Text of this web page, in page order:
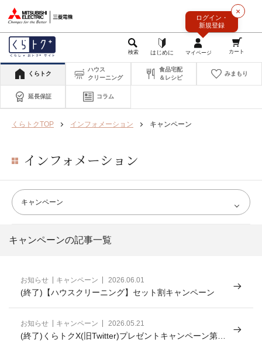
×
ログイン・
新規登録
くらトク
ハウス
クリーニング
食品宅配
＆レシピ
みまもり
延長保証 コラム
くらトクTOP インフォメーション キャンペーン
インフォメーション
キャンペーンの記事一覧
お知らせ キャンペーン 2026.06.01
(終了)【ハウスクリーニング】セット割キャンペーン
お知らせ キャンペーン 2026.05.21
(終了)くらトクX(旧Twitter)プレゼントキャンペーン第7